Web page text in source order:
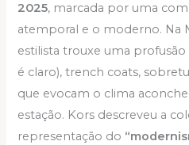
2025, marcada por uma
atemporal e o moderno. Na
estilista trouxe uma profusão
é claro), trench coats,
que evocam o clima
estação. Kors descreveu a
representação do